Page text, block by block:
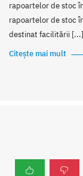
rapoartelor de stoc
rapoartelor de stoc
destinat facilitării [...]
Citește mai mult